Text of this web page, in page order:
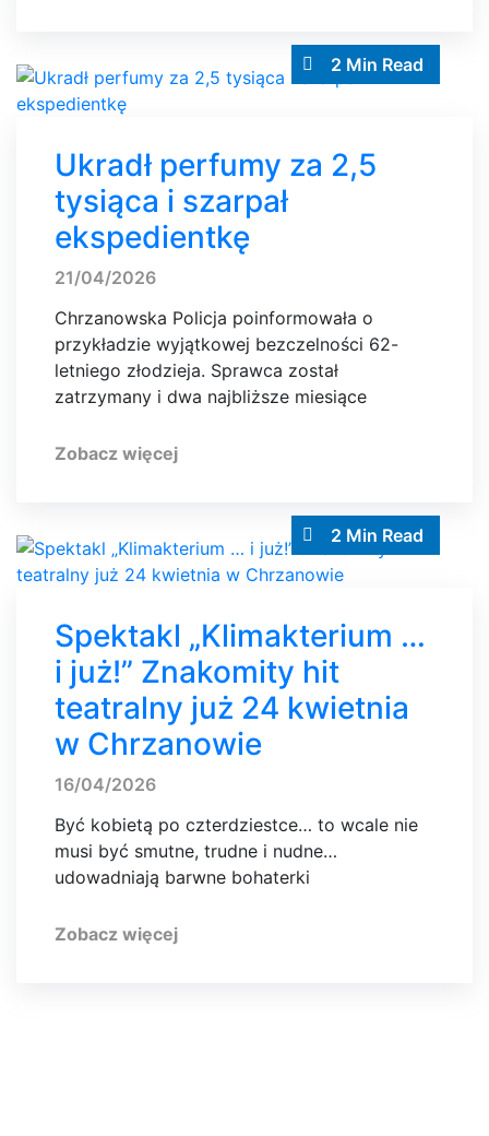
2 Min Read
Ukradł perfumy za 2,5
tysiąca i szarpał
ekspedientkę
21/04/2026
Chrzanowska Policja poinformowała o
przykładzie wyjątkowej bezczelności 62-
letniego złodzieja. Sprawca został
zatrzymany i dwa najbliższe miesiące
Zobacz więcej
2 Min Read
Spektakl „Klimakterium …
i już!” Znakomity hit
teatralny już 24 kwietnia
w Chrzanowie
16/04/2026
Być kobietą po czterdziestce… to wcale nie
musi być smutne, trudne i nudne…
udowadniają barwne bohaterki
Zobacz więcej